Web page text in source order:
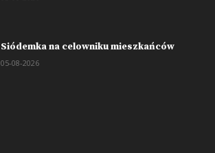
Siódemka na celowniku mieszkańców
05-08-2026